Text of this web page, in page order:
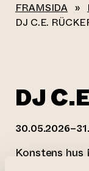
FRAMSIDA »
DJ C.E.
DJ
Konstens hus